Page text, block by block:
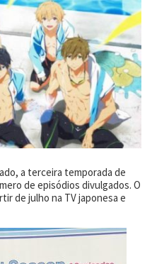
a terceira temporada de
de episódios divulgados. O
de julho na TV japonesa e